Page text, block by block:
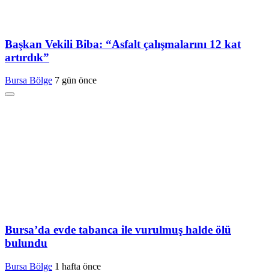
Başkan Vekili Biba: “Asfalt çalışmalarını 12 kat
artırdık”
Bursa Bölge 7 gün önce
Bursa’da evde tabanca ile vurulmuş halde ölü
bulundu
Bursa Bölge 1 hafta önce